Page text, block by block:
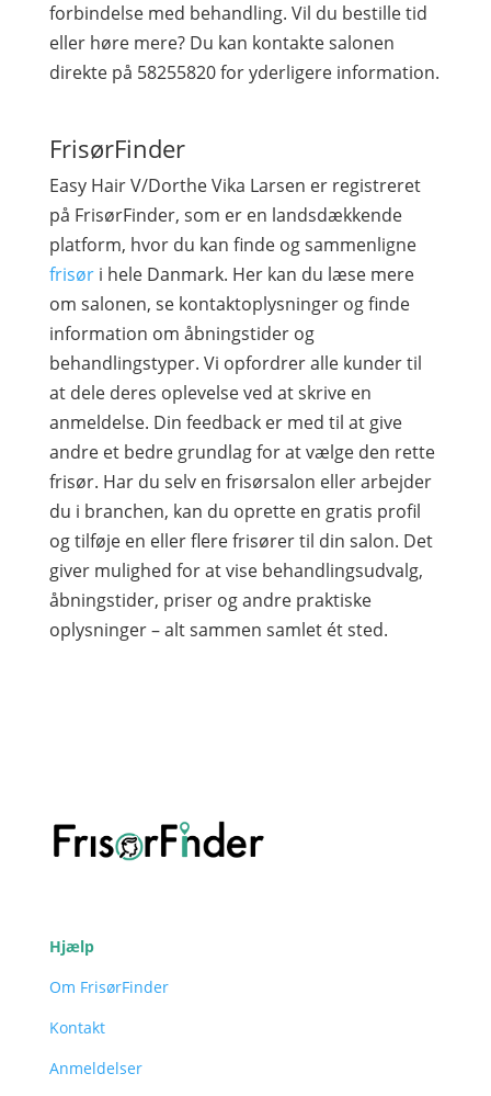
forbindelse med behandling. Vil du bestille tid
eller høre mere? Du kan kontakte salonen
direkte på 58255820 for yderligere information.
FrisørFinder
Easy Hair V/Dorthe Vika Larsen er registreret
på FrisørFinder, som er en landsdækkende
platform, hvor du kan finde og sammenligne
frisøri hele Danmark. Her kan du læse mere
om salonen, se kontaktoplysninger og finde
information om åbningstider og
behandlingstyper. Vi opfordrer alle kunder til
at dele deres oplevelse ved at skrive en
anmeldelse. Din feedback er med til at give
andre et bedre grundlag for at vælge den rette
frisør. Har du selv en frisørsalon eller arbejder
du i branchen, kan du oprette en gratis profil
og tilføje en eller flere frisører til din salon. Det
giver mulighed for at vise behandlingsudvalg,
åbningstider, priser og andre praktiske
oplysninger – alt sammen samlet ét sted.
Hjælp
Om FrisørFinder
Kontakt
Anmeldelser